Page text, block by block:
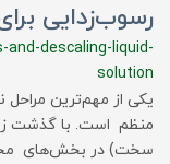
رسوب‌زدایی
descaling-liquid-
solution
یکی از مهم‌ترین مراحل
منظم است. با گذشت
سخت) در بخش‌های